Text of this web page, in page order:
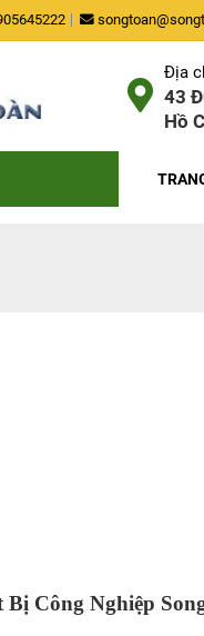
Địa
43
Hồ
Công Nghiệp